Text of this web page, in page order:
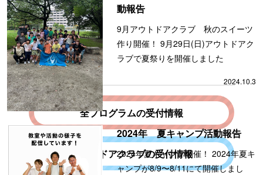
全プログラムの受付情報
アウトドアクラブの受付情報
動報告
9月アウトドアクラブ 秋のスイーツ
作り開催！ 9月29日(日)アウトドアク
ラブで夏祭りを開催しました
2024.10.3
2024年 夏キャンプ活動報告
2024年夏キャンプ開催！ 2024年夏キ
ャンプが8/9〜8/11にて開催しまし